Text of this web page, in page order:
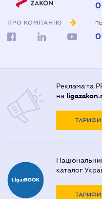
ПРО КОМПАНІЮ
Реклама та
на
ТАРИФИ
каталог
ТАРИФИ